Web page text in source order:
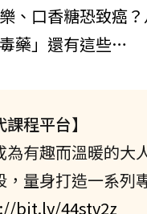
、口香糖恐致癌
毒藥」還有這些…
課程平台】
為有趣而溫暖的大
，量身打造一系列
bit.ly/44stv2z